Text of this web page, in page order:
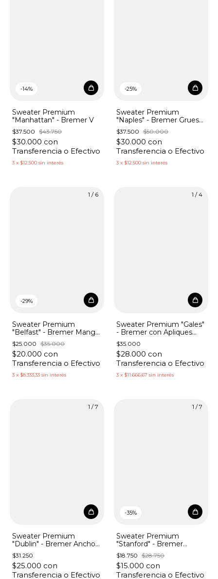
-14%
Sweater Premium
"Manhattan" - Bremer V
$37.500 $43.750
$30.000 con
Transferencia o Efectivo
3 x $12.500 sin interés
-25%
Sweater Premium
"Naples" - Bremer Grueso
Cuello V Entrelazado
$37.500 $50.000
$30.000 con
Transferencia o Efectivo
3 x $12.500 sin interés
1 / 6
-29%
Sweater Premium
"Belfast" - Bremer Manga
Abierta con Apliques
$25.000 $35.000
$20.000 con
Transferencia o Efectivo
3 x $8.333,33 sin interés
1 /4
Sweater Premium "Gales"
- Bremer con Apliques
Marinos
$35.000
$28.000 con
Transferencia o Efectivo
3 x $11.666,67 sin interés
1 /7
Sweater Premium
"Dublin" - Bremer Ancho
con Costuras
$31.250
$25.000 con
Transferencia o Efectivo
1 /7
-35%
Sweater Premium
"Stanford" - Bremer
Manga 3/4 con Maxi
Botón
$18.750 $28.750
$15.000 con
Transferencia o Efectivo